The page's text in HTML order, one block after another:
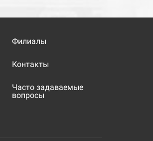
Филиалы
Контакты
Часто задаваемые
вопросы